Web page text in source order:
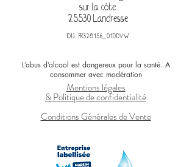
sur la côte
25530 Landresse
IDU: FR328156_01DDVW
L’abus d’alcool est dangereux pour la santé. A
consommer avec modération
Mentions légales
& Politique de confidentialité
Conditions Générales de Vente